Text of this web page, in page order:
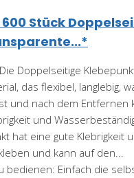
Stück
Doppelseitige
das flexibel, langlebig,
und nach dem Entfernen
und
hat eine gute Klebrigkeit
und kann auf den...
bedienen: Einfach die